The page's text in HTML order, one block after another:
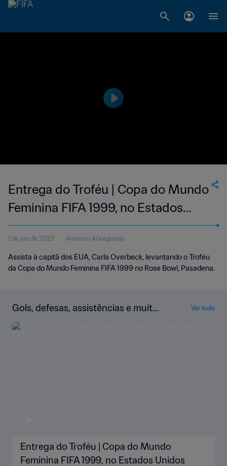
Entrega do Troféu | Copa do Mundo
Feminina FIFA 1999, no Estados
Unidos
1 de jun de 2023 4minuto 40segundo
Assista à capitã dos EUA, Carla Overbeck, levantando o Troféu
da Copa do Mundo Feminina FIFA 1999 no Rose Bowl, Pasadena.
Gols, defesas, assistências e muito
mais!
Ver tudo
Entrega do Troféu | Copa do Mundo
Feminina FIFA 1999, no Estados Unidos